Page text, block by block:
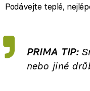
Podávejte teplé,
PRIMA TIP:
nebo jiné